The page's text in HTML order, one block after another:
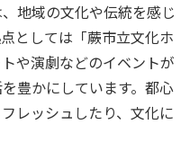
地域の文化や伝統を感じ
としては「蕨市立文化ホ
や演劇などのイベントが
豊かにしています。都心
レッシュしたり、文化に